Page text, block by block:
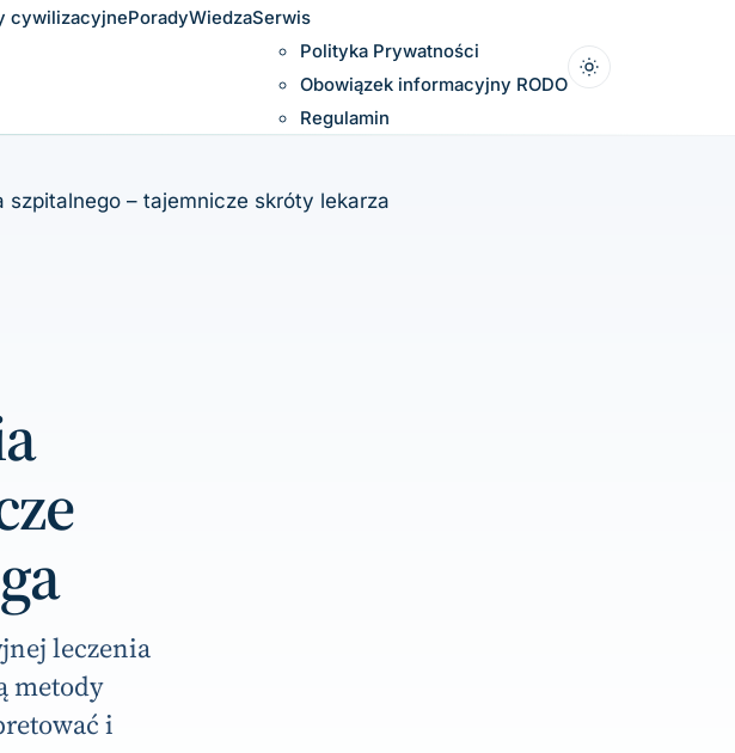
cywilizacyjnePoradyWiedzaSerwis
Polityka Prywatności
Obowiązek informacyjny RODO
Regulamin
– tajemnicze skróty lekarza
leczenia
metody
i